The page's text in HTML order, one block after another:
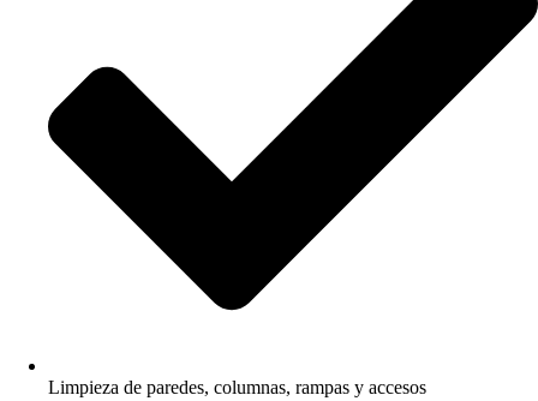
Limpieza de paredes, columnas, rampas y accesos